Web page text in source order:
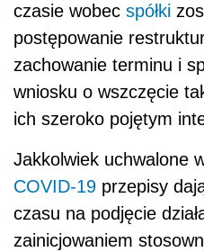
czasie wobec spółki
postępowanie
zachowanie terminu i
wniosku o wszczęcie
ich szeroko pojętym
Jakkolwiek uchwalone
COVID-19 przepisy
czasu na podjęcie
zainicjowaniem